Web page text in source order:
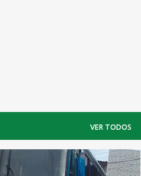
VER TODOS